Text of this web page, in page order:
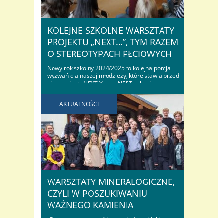
KOLEJNE SZKOLNE WARSZTATY
PROJEKTU „NEXT…”, TYM RAZEM
O STEREOTYPACH PŁCIOWYCH
Nowy rok szkolny 2024/2025 to kolejna porcja
wyzwań dla naszej młodzieży, które stawia przed
nimi projekt „NEXT Young NEETs shaping
projektowy już szykuje się do wyjazdu na Łotwę, a w
szkole klasa III b i III c wzięły udział w pierwszym
spotkaniu…
AKTUALNOŚCI
WARSZTATY MINERALOGICZNE,
CZYLI W POSZUKIWANIU
WAŻNEGO KAMIENIA